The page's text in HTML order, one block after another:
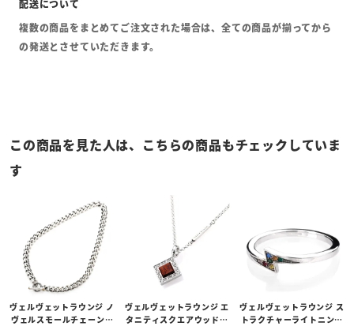
複数の商品をまとめてご注文された場合は、全ての商品が揃ってから
の発送とさせていただきます。
この商品を見た人は、こちらの商品もチェックしていま
す
ヴェルヴェットラウンジ ノ
ヴェルスモールチェーンネ
ヴェルヴェットラウンジ エ
タニティスクエアウッドペ
ヴェルヴェットラウンジ ス
トラクチャーライトニング